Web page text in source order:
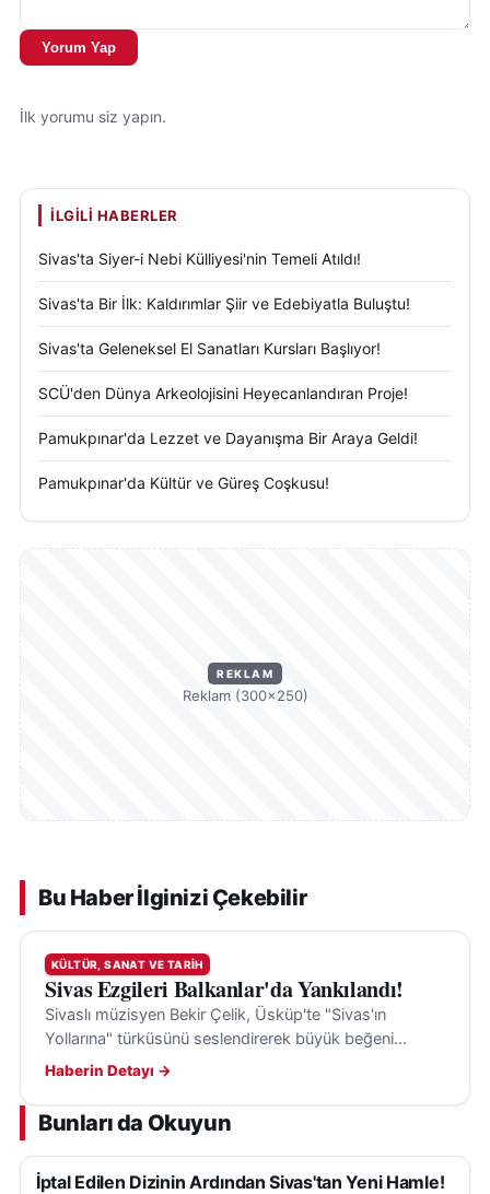
Yorum Yap
İlk yorumu siz yapın.
İLGILI HABERLER
Sivas'ta Siyer-i Nebi Külliyesi'nin Temeli Atıldı!
Sivas'ta Bir İlk: Kaldırımlar Şiir ve Edebiyatla Buluştu!
Sivas'ta Geleneksel El Sanatları Kursları Başlıyor!
SCÜ'den Dünya Arkeolojisini Heyecanlandıran Proje!
Pamukpınar'da Lezzet ve Dayanışma Bir Araya Geldi!
Pamukpınar'da Kültür ve Güreş Coşkusu!
REKLAM
Reklam (300×250)
Bu Haber İlginizi Çekebilir
KÜLTÜR, SANAT VE TARIH
Sivas Ezgileri Balkanlar'da Yankılandı!
Sivaslı müzisyen Bekir Çelik, Üsküp'te "Sivas'ın
Yollarına" türküsünü seslendirerek büyük beğeni
topladı ve Sivas'ın kültürel mirasını tanıttı.
Haberin Detayı →
Bunları da Okuyun
KÜLTÜR, SANAT VE TARIH
İptal Edilen Dizinin Ardından Sivas'tan Yeni Hamle!